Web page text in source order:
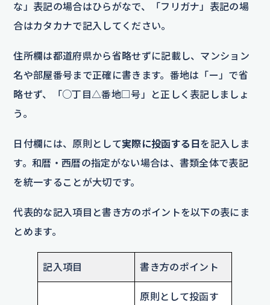
な」表記の場合はひらがなで、「フリガナ」表記の場
合はカタカナで記入してください。
住所欄は都道府県から省略せずに記載し、マンション
名や部屋番号まで正確に書きます。番地は「ー」で省
略せず、「○丁目△番地□号」と正しく表記しましょ
う。
日付欄には、原則として実際に投函する日を記入しま
す。和暦・西暦の指定がない場合は、書類全体で表記
を統一することが大切です。
代表的な記入項目と書き方のポイントを以下の表にま
とめます。
記入項目 書き方のポイント
原則として投函す